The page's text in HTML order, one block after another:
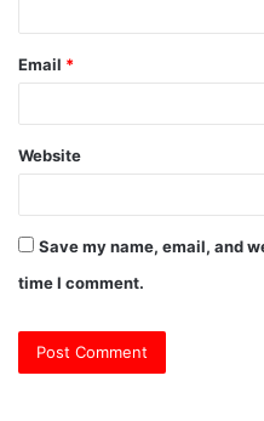
Email *
Website
Save my name, email, and
time I comment.